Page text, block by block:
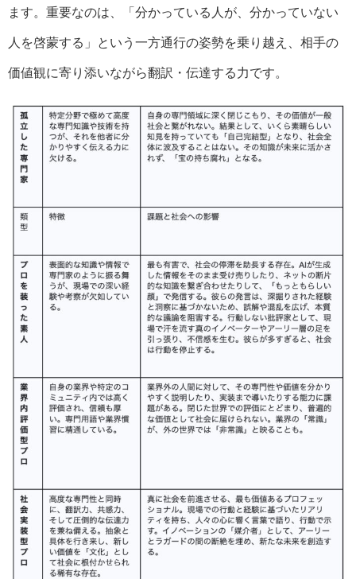
ます。重要なのは、「分かっている人が、分かっていない
人を啓蒙する」という一方通行の姿勢を乗り越え、相手の
価値観に寄り添いながら翻訳・伝達する力です。